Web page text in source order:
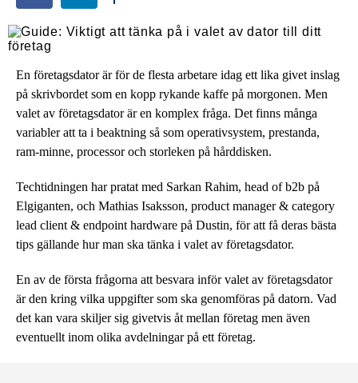
En företagsdator är för de flesta arbetare idag ett lika givet inslag
på skrivbordet som en kopp rykande kaffe på morgonen. Men
valet av företagsdator är en komplex fråga. Det finns många
variabler att ta i beaktning så som operativsystem, prestanda,
ram-minne, processor och storleken på hårddisken.
Techtidningen har pratat med Sarkan Rahim, head of b2b på
Elgiganten, och Mathias Isaksson, product manager & category
lead client & endpoint hardware på Dustin, för att få deras bästa
tips gällande hur man ska tänka i valet av företagsdator.
En av de första frågorna att besvara inför valet av företagsdator
är den kring vilka uppgifter som ska genomföras på datorn. Vad
det kan vara skiljer sig givetvis åt mellan företag men även
eventuellt inom olika avdelningar på ett företag.